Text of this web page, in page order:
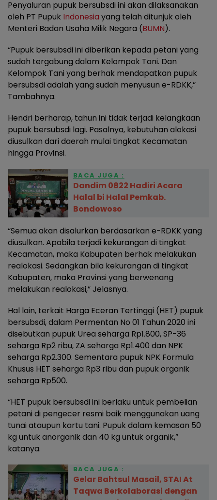
Penyaluran pupuk bersubsdi ini akan dilaksanakan
oleh PT Pupuk Indonesia yang telah ditunjuk oleh
Menteri Badan Usaha Milik Negara (BUMN).
“Pupuk bersubsdi ini diberikan kepada petani yang
sudah tergabung dalam Kelompok Tani. Dan
Kelompok Tani yang berhak mendapatkan pupuk
bersubsdi adalah yang sudah menyusun e-RDKK,”
Tambahnya.
Hendri berharap, tahun ini tidak terjadi kelangkaan
pupuk bersubsdi lagi. Pasalnya, kebutuhan alokasi
diusulkan dari daerah mulai tingkat Kecamatan
hingga Provinsi.
BACA JUGA :
Dandim 0822 Hadiri Acara
Halal bi Halal Pemkab.
Bondowoso
“Semua akan disalurkan berdasarkan e-RDKK yang
diusulkan. Apabila terjadi kekurangan di tingkat
Kecamatan, maka Kabupaten berhak melakukan
realokasi. Sedangkan bila kekurangan di tingkat
Kabupaten, maka Provinsi yang berwenang
melakukan realokasi,” Jelasnya.
Hal lain, terkait Harga Eceran Tertinggi (HET) pupuk
bersubsdi, dalam Permentan No 01 Tahun 2020 ini
disebutkan pupuk Urea seharga Rp1.800, SP-36
seharga Rp2 ribu, ZA seharga Rp1.400 dan NPK
seharga Rp2.300. Sementara pupuk NPK Formula
Khusus HET seharga Rp3 ribu dan pupuk organik
seharga Rp500.
“HET pupuk bersubsdi ini berlaku untuk pembelian
petani di pengecer resmi baik menggunakan uang
tunai ataupun kartu tani. Pupuk dalam kemasan 50
kg untuk anorganik dan 40 kg untuk organik,”
katanya.
BACA JUGA :
Gelar Bahtsul Masail, STAI At
Taqwa Berkolaborasi dengan